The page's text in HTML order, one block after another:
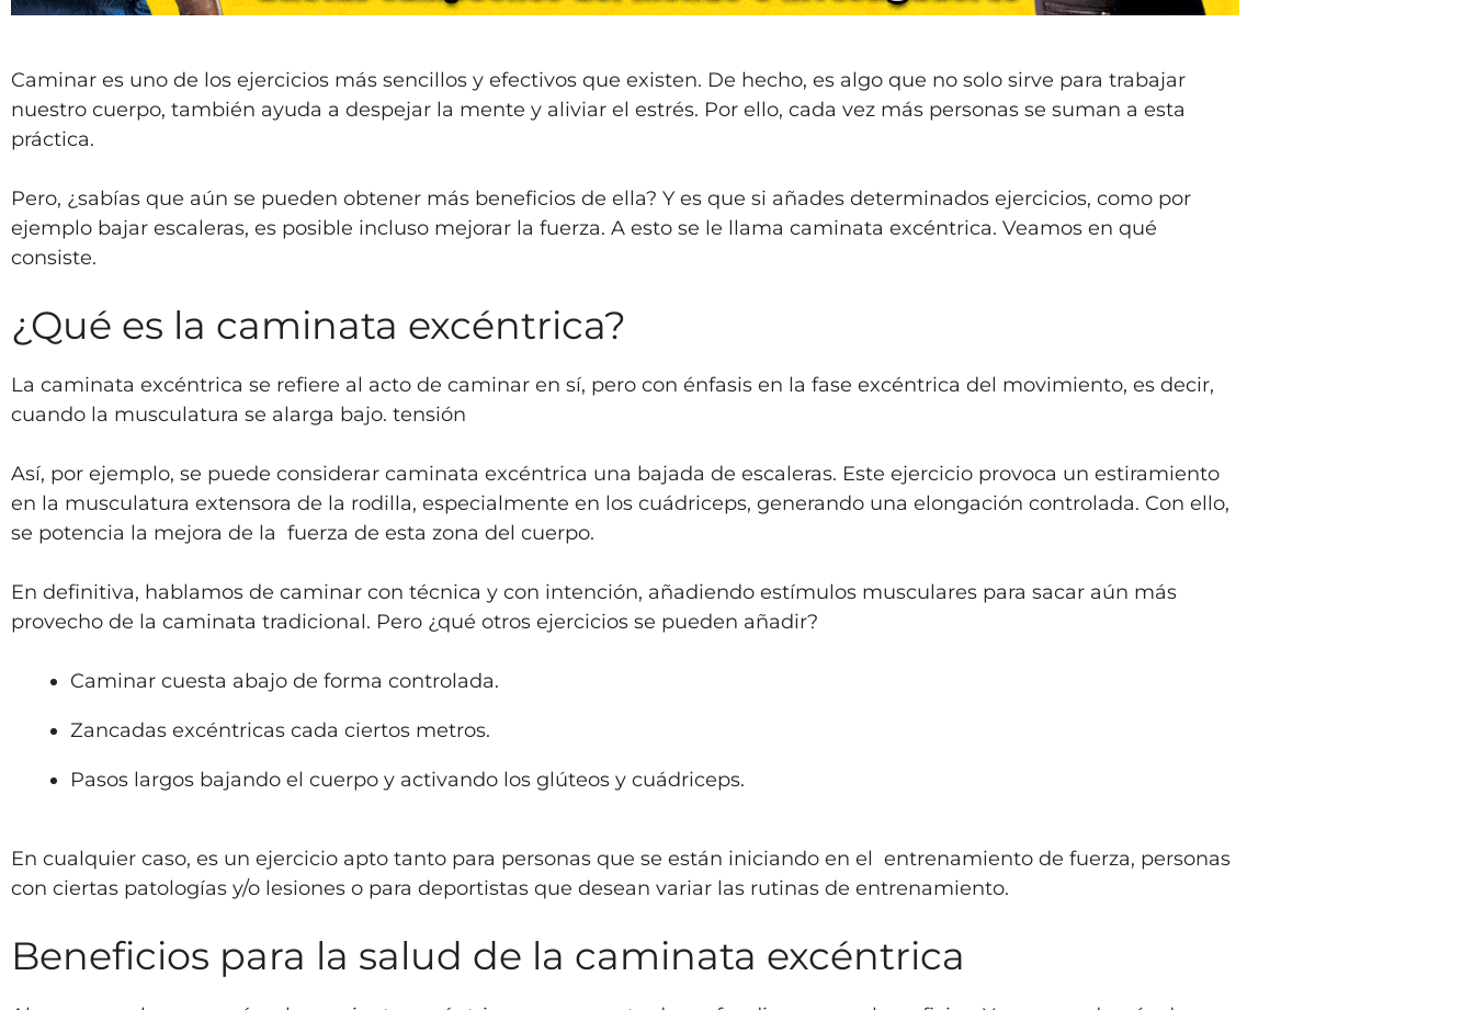
Caminar es uno de los ejercicios más sencillos y efectivos que existen. De hecho, es algo que no solo sirve para trabajar
nuestro cuerpo, también ayuda a despejar la mente y aliviar el estrés. Por ello, cada vez más personas se suman a esta
práctica.
Pero, ¿sabías que aún se pueden obtener más beneficios de ella? Y es que si añades determinados ejercicios, como por
ejemplo bajar escaleras, es posible incluso mejorar la fuerza. A esto se le llama caminata excéntrica. Veamos en qué
consiste.
¿Qué es la caminata excéntrica?
La caminata excéntrica se refiere al acto de caminar en sí, pero con énfasis en la fase excéntrica del movimiento, es decir,
cuando la musculatura se alarga bajo. tensión
Así, por ejemplo, se puede considerar caminata excéntrica una bajada de escaleras. Este ejercicio provoca un estiramiento
en la musculatura extensora de la rodilla, especialmente en los cuádriceps, generando una elongación controlada. Con ello,
se potencia la mejora de la fuerza de esta zona del cuerpo.
En definitiva, hablamos de caminar con técnica y con intención, añadiendo estímulos musculares para sacar aún más
provecho de la caminata tradicional. Pero ¿qué otros ejercicios se pueden añadir?
Caminar cuesta abajo de forma controlada.
Zancadas excéntricas cada ciertos metros.
Pasos largos bajando el cuerpo y activando los glúteos y cuádriceps.
En cualquier caso, es un ejercicio apto tanto para personas que se están iniciando en el entrenamiento de fuerza, personas
con ciertas patologías y/o lesiones o para deportistas que desean variar las rutinas de entrenamiento.
Beneficios para la salud de la caminata excéntrica